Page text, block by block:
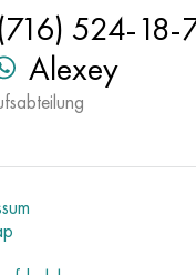
524-18-
Alexey